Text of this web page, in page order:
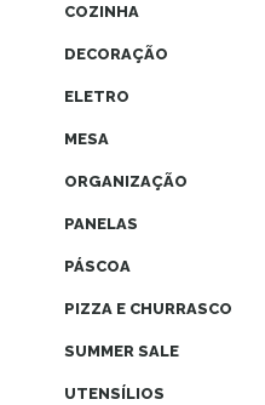
COZINHA
DECORAÇÃO
ELETRO
MESA
ORGANIZAÇÃO
PANELAS
PÁSCOA
PIZZA E CHURRASCO
SUMMER SALE
UTENSÍLIOS